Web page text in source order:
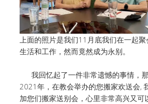
上面的照片是我们11月底我们在一起
生活和工作，然而竟然成为永别。
我回忆起了一件非常遗憾的事情，
2021年，在教会举办的您搬家欢送会,
加您们搬家送别会，心里非常高兴又可